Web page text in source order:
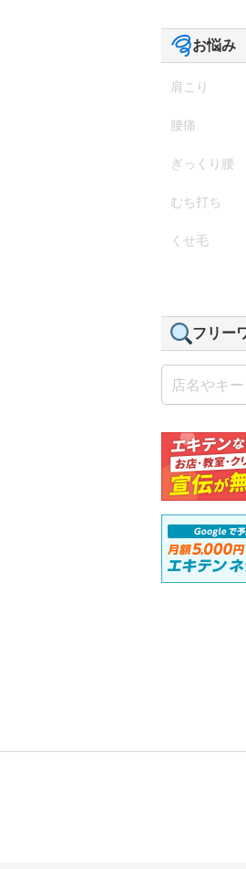
お悩み
肩こり
腰痛
ぎっくり腰
むち打ち
くせ毛
フリー